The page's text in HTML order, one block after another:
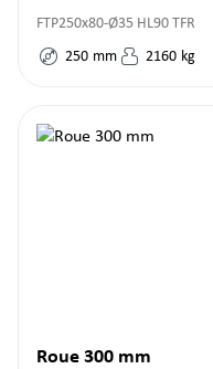
FTP250x80-Ø35 HL90 TFR
250 mm 2160 kg
Roue 300 mm